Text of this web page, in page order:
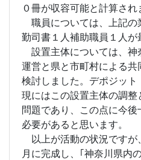
０冊が収容可能と計算され
職員については、上記の
勤司書１人補助職員１人が
設置主体については、神
運営と県と市町村による
検討しました。デポジッ
現にはこの設置主体の調
問題であり、この点に今
必要があると思います。
以上が活動の状況ですが
月に完成し、｢神奈川県内